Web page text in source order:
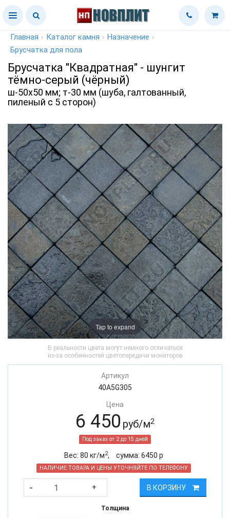
Главная › Каталог камня › Назначение ›
Брусчатка для пола
Брусчатка "Квадратная" - шунгит
тёмно-серый (чёрный)
ш-50х50 мм; т-30 мм (шуба, галтованный,
пиленый с 5 сторон)
Tap to expand
В реальности цвета могут немного отличаться
из-за особенностей цветопередачи мониторов
Артикул
40A5G305
Цена
6 450 руб/м2
Под заказ от 2 до 15 дней
Вес: 80 кг/м2, cумма: 6450 р
НАЛИЧИЕ ТОВАРА И ЦЕНЫ УТОЧНЯЙТЕ ПО ТЕЛЕФОНУ
- + В КОРЗИНУ
Толщина